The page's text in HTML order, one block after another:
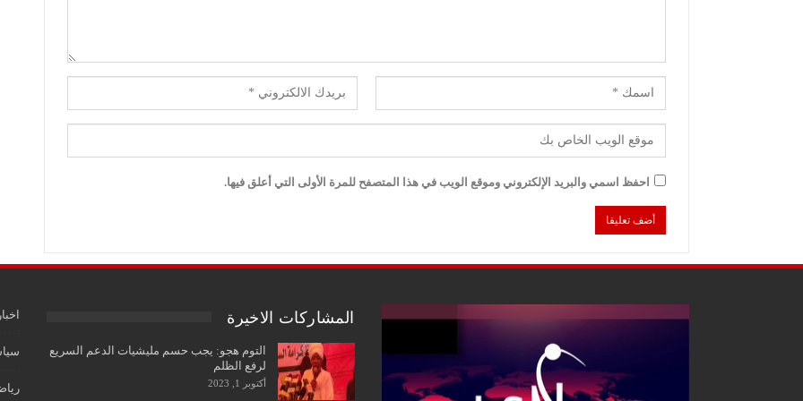
احفظ اسمي والبريد الإلكتروني وموقع الويب في هذا المتصفح للمرة الأولى التي أعلق فيها.
المشاركات الاخيرة
التوم هجو: يجب حسم مليشيات الدعم السريع
لرفع الظلم
أكتوبر 1, 2023
اخبار